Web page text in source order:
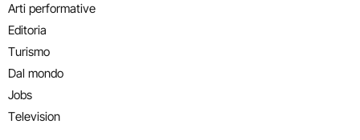
Arti performative
Editoria
Turismo
Dal mondo
Jobs
Television